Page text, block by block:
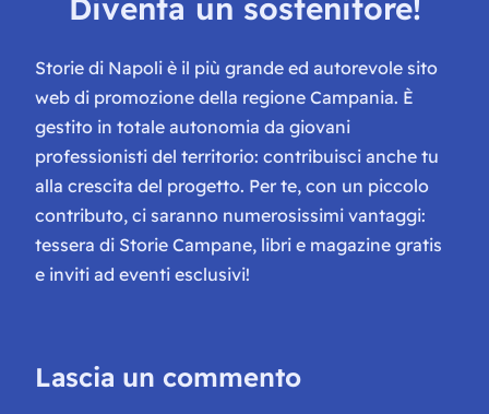
Diventa un sostenitore!
Storie di Napoli è il più grande ed autorevole sito
web di promozione della regione Campania. È
gestito in totale autonomia da giovani
professionisti del territorio: contribuisci anche tu
alla crescita del progetto. Per te, con un piccolo
contributo, ci saranno numerosissimi vantaggi:
tessera di Storie Campane, libri e magazine gratis
e inviti ad eventi esclusivi!
Lascia un commento